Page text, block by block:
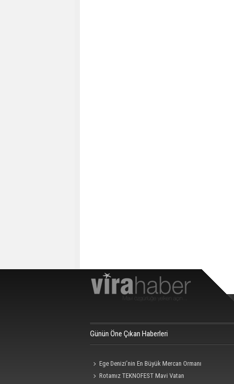
Günün Öne Çıkan Haberleri
Ege Denizi’nin En Büyük Mercan Ormanı
Rotamız TEKNOFEST Mavi Vatan